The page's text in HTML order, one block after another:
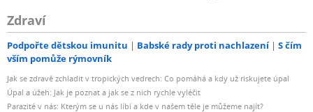
Zdraví
Podpořte dětskou imunitu Babské rady proti nachlazení
S čím
vším pomůže rýmovník
Jak se zdravě zchladit v tropických vedrech: Co pomáhá a kdy už riskujete úpal
Úpal a úžeh: Jak je poznat a jak se z nich rychle vyléčit
Parazité v nás: Kterým se u nás líbí a kde v našem těle je můžeme najít?